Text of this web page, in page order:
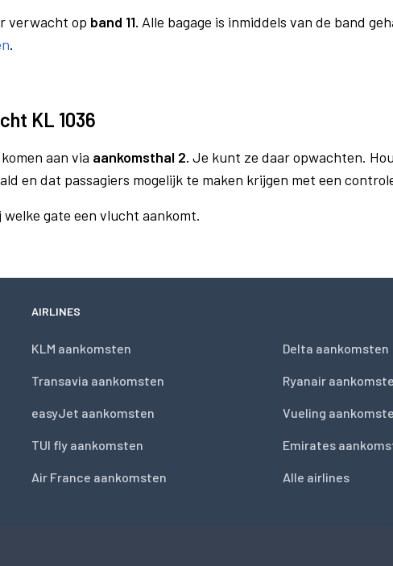
verwacht op band 11. Alle bagage is inmiddels van de band
.
KL 1036
aan via aankomsthal 2. Je kunt ze daar opwachten.
en dat passagiers mogelijk te maken krijgen met een
gate een vlucht aankomt.
AIRLINES
KLM aankomsten
Transavia aankomsten
easyJet aankomsten
TUI fly aankomsten
Air France aankomsten
Delta aankomsten
Ryanair
Vueling
Emirates
Alle airlines